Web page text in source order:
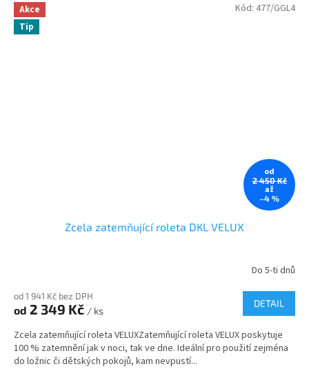
Akce
Tip
od
2 450 Kč
až
–4 %
Zcela zatemňující roleta DKL VELUX
Do 5-ti dnů
od 1 941 Kč bez DPH
od 2 349 Kč / ks
DETAIL
Zcela zatemňující roleta VELUXZatemňující roleta VELUX poskytuje
100 % zatemnění jak v noci, tak ve dne. Ideální pro použití zejména
do ložnic či dětských pokojů, kam nevpustí...
Kód: 477/GGL4